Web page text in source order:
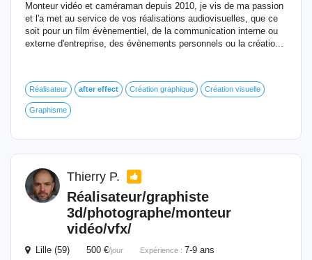
Monteur vidéo et caméraman depuis 2010, je vis de ma passion
et l'a met au service de vos réalisations audiovisuelles, que ce
soit pour un film évènementiel, de la communication interne ou
externe d'entreprise, des évènements personnels ou la créatio...
Réalisateur after effect Création graphique Création visuelle
Graphisme
Thierry P.
Réalisateur/graphiste
3d/photographe/monteur
vidéo/vfx/
Lille (59) 500 €/jour Expérience : 7-9 ans